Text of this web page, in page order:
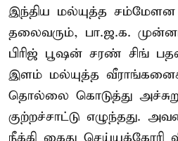
இந்திய மல்யுத்த
தலைவரும், பா.ஜ.க.
பிரிஜ் பூஷன் சரண் சிங்
இளம் மல்யுத்த
தொல்லை கொடுத்து
குற்றச்சாட்டு எழுந்தது.